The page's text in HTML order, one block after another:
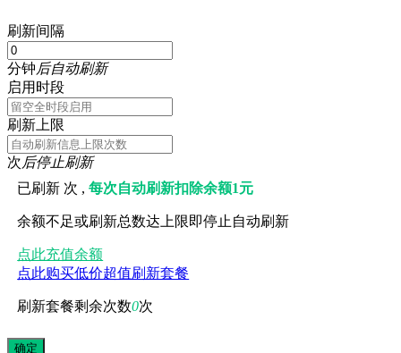
刷新间隔
分钟后自动刷新
启用时段
刷新上限
次后停止刷新
已刷新 次 ,每次自动刷新扣除余额1元
余额不足或刷新总数达上限即停止自动刷新
点此充值余额
点此购买低价超值刷新套餐
刷新套餐剩余次数0次